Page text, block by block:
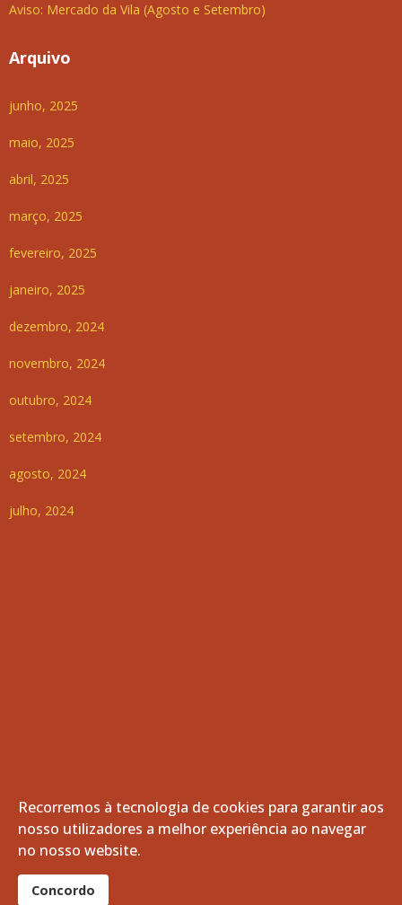
Aviso: Mercado da Vila (Agosto e Setembro)
Arquivo
junho, 2025
maio, 2025
abril, 2025
março, 2025
fevereiro, 2025
janeiro, 2025
dezembro, 2024
novembro, 2024
outubro, 2024
setembro, 2024
agosto, 2024
julho, 2024
© 2026 Freguesia de Vila de Frades. Todos os direitos
reservados.
Recorremos à tecnologia de cookies para garantir aos
nosso utilizadores a melhor experiência ao navegar
no nosso website.
Concordo